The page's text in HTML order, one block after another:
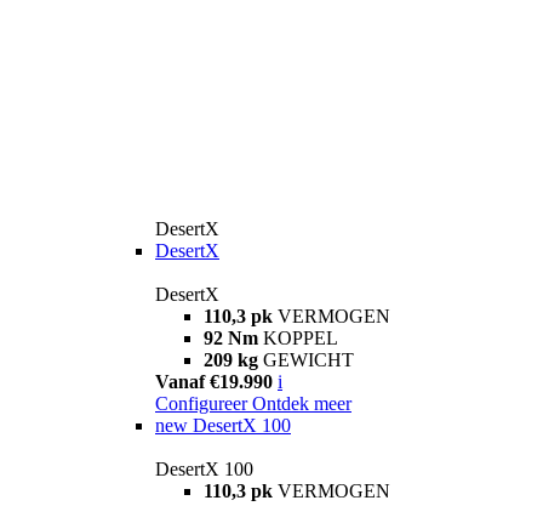
DesertX
DesertX
DesertX
110,3 pk VERMOGEN
92 Nm KOPPEL
209 kg GEWICHT
Vanaf €19.990 i
Configureer Ontdek meer
new DesertX 100
DesertX 100
110,3 pk VERMOGEN